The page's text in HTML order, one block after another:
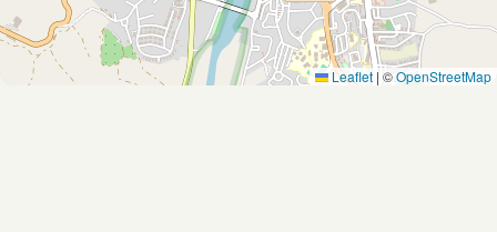
Leaflet | ©OpenStreetMap